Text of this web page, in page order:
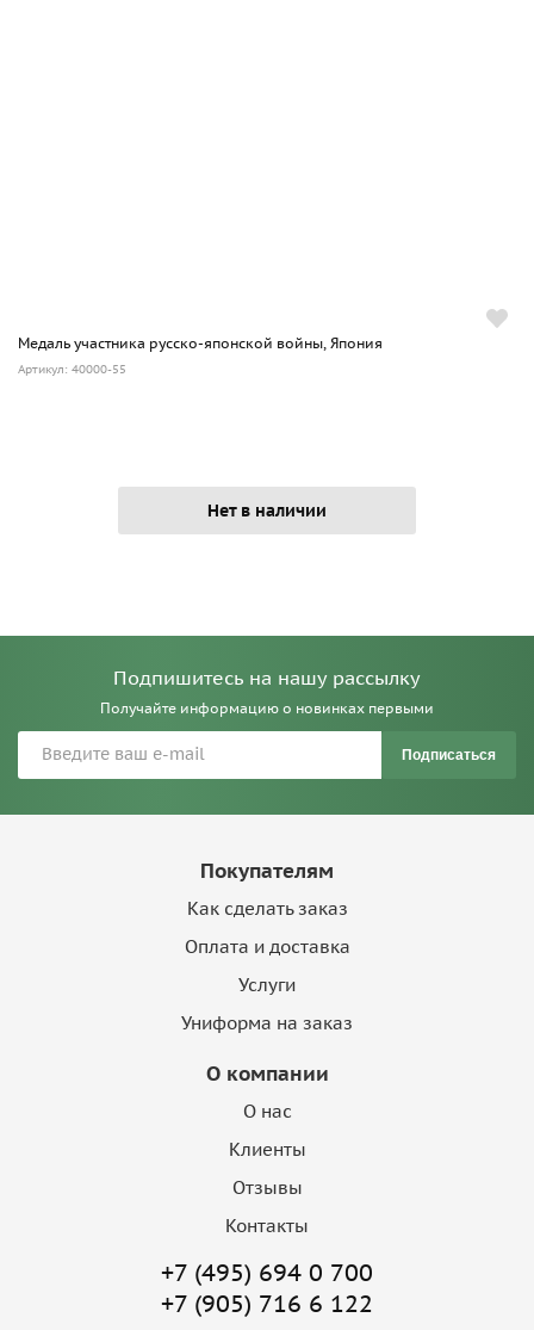
Медаль участника русско-японской войны, Япония
Артикул: 40000-55
Нет в наличии
Подпишитесь на нашу рассылку
Получайте информацию о новинках первыми
Подписаться
Покупателям
Как сделать заказ
Оплата и доставка
Услуги
Униформа на заказ
О компании
О нас
Клиенты
Отзывы
Контакты
+7 (495) 694 0 700
+7 (905) 716 6 122